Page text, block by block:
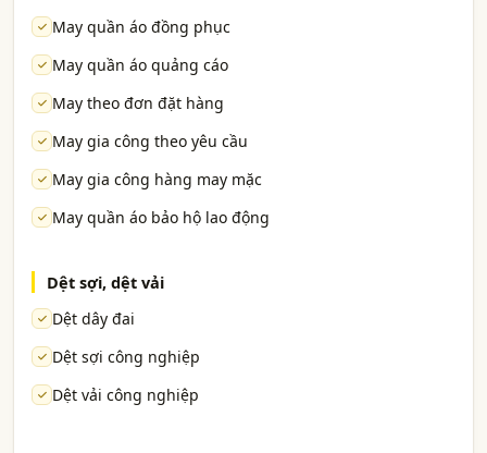
May quần áo đồng phục
May quần áo quảng cáo
May theo đơn đặt hàng
May gia công theo yêu cầu
May gia công hàng may mặc
May quần áo bảo hộ lao động
Dệt sợi, dệt vải
Dệt dây đai
Dệt sợi công nghiệp
Dệt vải công nghiệp